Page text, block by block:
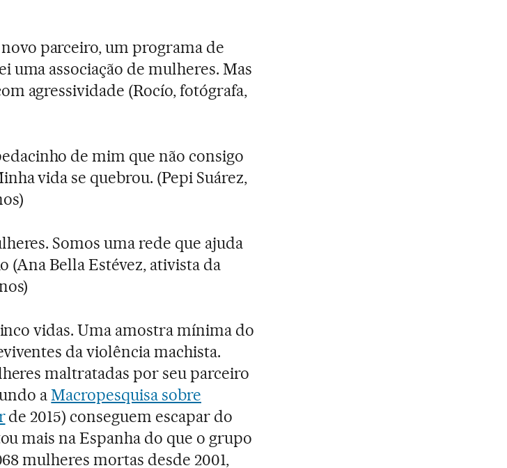
parceiro, um programa de
uma associação de mulheres. Mas
agressividade (Rocío, fotógrafa,
de mim que não consigo
vida se quebrou. (Pepi Suárez,
Somos uma rede que ajuda
(Ana Bella Estévez, ativista da
vidas. Uma amostra mínima do
da violência machista.
maltratadas por seu parceiro
aMacropesquisa sobre
de 2015) conseguem escapar do
mais na Espanha do que o grupo
mulheres mortas desde 2001,